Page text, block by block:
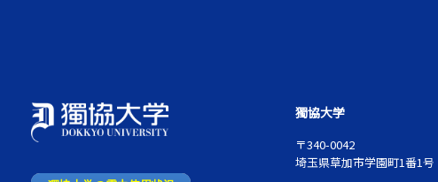
獨協大学
〒340-0042
埼玉県草加市学園町1番1号